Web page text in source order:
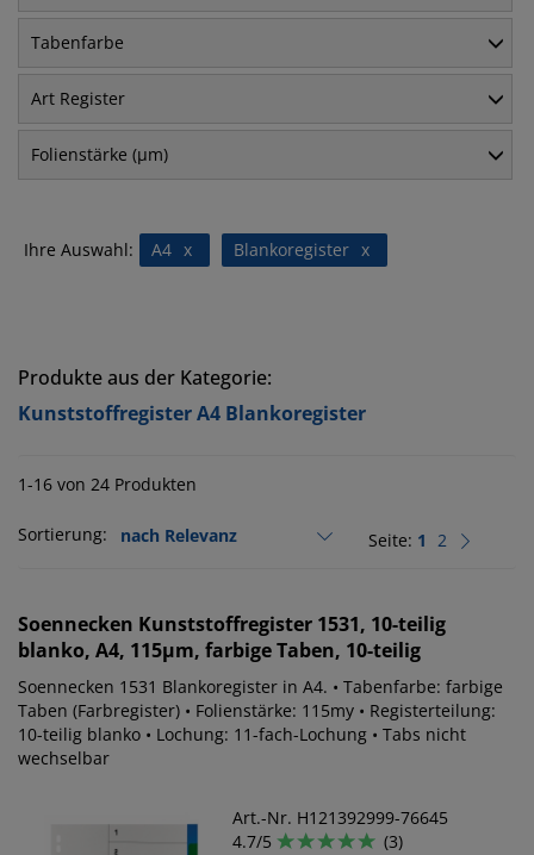
Tabenfarbe
Art Register
Folienstärke (µm)
Ihre Auswahl: x
A4 x
Blankoregister
Produkte aus der Kategorie:
Kunststoffregister A4 Blankoregister
1-16 von 24 Produkten
Sortierung: Seite: 1 2
Soennecken Kunststoffregister 1531, 10-teilig
blanko, A4, 115µm, farbige Taben, 10-teilig
Soennecken 1531 Blankoregister in A4. • Tabenfarbe: farbige
Taben (Farbregister) • Folienstärke: 115my • Registerteilung:
10-teilig blanko • Lochung: 11-fach-Lochung • Tabs nicht
wechselbar
Art.-Nr. H121392999-76645
4.7/5
(3)